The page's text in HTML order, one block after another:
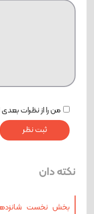
من را از نظرات بعدی
نکته دان
بخش نخست